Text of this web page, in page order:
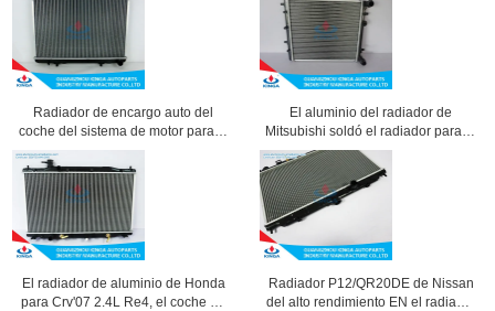
Radiador de encargo auto del
coche del sistema de motor para la
recogida L200 con base soldada
aluminio
El aluminio del radiador de
Mitsubishi soldó el radiador para el
tanque plástico del golf 97/Fabia
99 PA66 + GF30
El radiador de aluminio de Honda
para Crv'07 2.4L Re4, el coche de
Radiador P12/QR20DE de Nissan
del alto rendimiento EN el radiador